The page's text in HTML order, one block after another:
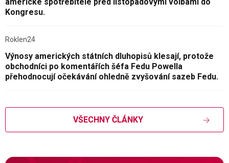
Kongresu.
Roklen24
Výnosy amerických státních dluhopisů klesají, protože
obchodníci po komentářích šéfa Fedu Powella
přehodnocují očekávání ohledně zvyšování sazeb Fedu.
VŠECHNY ČLÁNKY